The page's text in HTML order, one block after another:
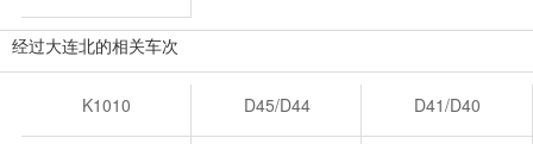
经过大连北的相关车次
K1010 D45/D44 D41/D40